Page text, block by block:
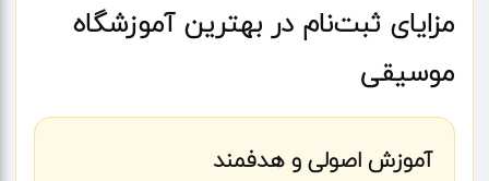
مزایای ثبت‌نام در بهترین آموزشگاه
موسیقی
آموزش اصولی و هدفمند